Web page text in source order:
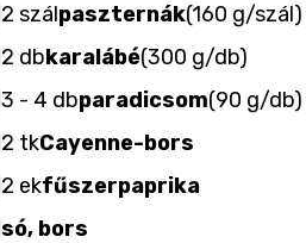
2 szálpaszternák(160 g/szál)
2 dbkaralábé(300 g/db)
3 - 4 dbparadicsom(90 g/db)
2 tkCayenne-bors
2 ekfűszerpaprika
só, bors